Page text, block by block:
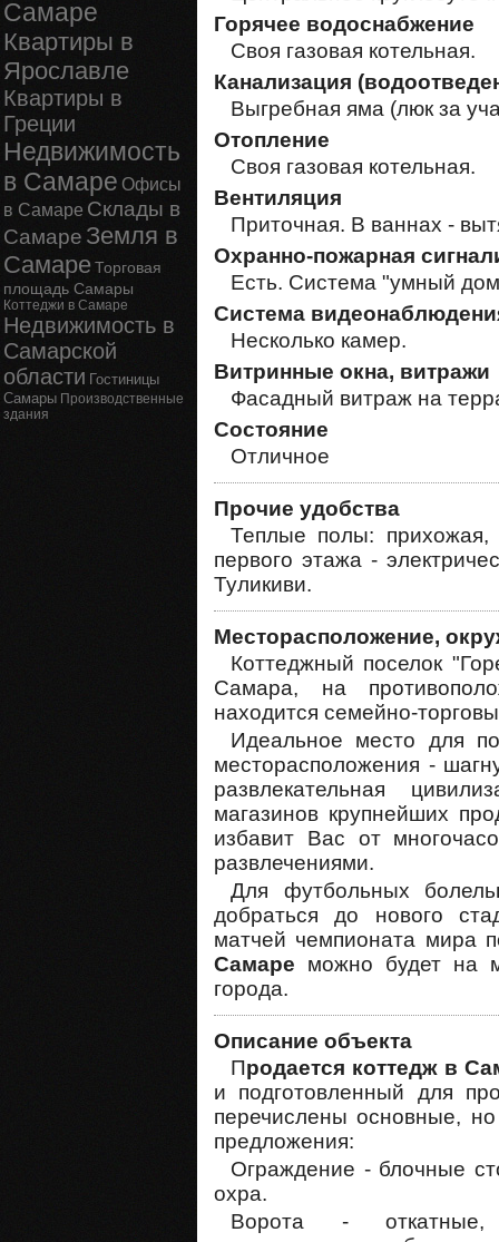
Самаре
Квартиры в
Ярославле
Квартиры в
Греции
Недвижимость
в Самаре Офисы
в Самаре Склады в
Самаре Земля в
СамареТорговая
площадь Самары
Коттеджи в Самаре
Недвижимость в
Самарской
области Гостиницы
Самары Производственные
здания
Горячее водоснабжение
Своя газовая котельная.
Канализация
Выгребная яма (люк за
Отопление
Своя газовая котельная.
Вентиляция
Приточная. В ваннах -
Охранно-пожарная
Есть. Система "умный
Система
Несколько камер.
Витринные окна, витражи
Фасадный витраж на
Состояние
Отличное
Прочие удобства
Теплые полы: прихожая,
первого этажа -
Туликиви.
Месторасположение,
Коттеджный поселок
Самара, на
находится семейно-
Идеальное место для
месторасположения -
развлекательная
магазинов крупнейших
избавит Вас от
развлечениями.
Для футбольных
добраться до нового
матчей чемпионата мира
Самаре можно будет на
города.
Описание объекта
Продается коттедж в
и подготовленный для
перечислены основные,
предложения:
Ограждение - блочные
охра.
Ворота - откатные,